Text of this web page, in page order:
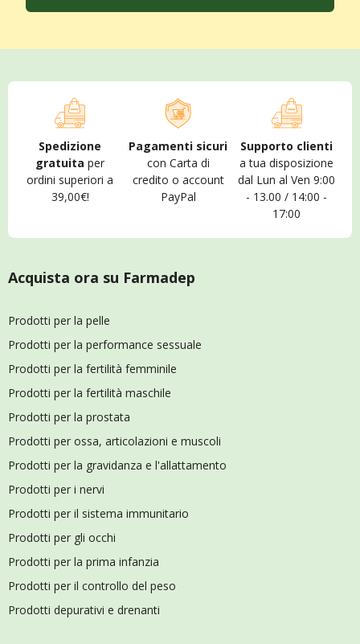
Spedizione
gratuita per
ordini superiori a
39,00€!
Pagamenti sicuri
con Carta di
credito o account
PayPal
Supporto clienti
a tua disposizione
dal Lun al Ven 9:00
- 13.00 / 14:00 -
17:00
Acquista ora su Farmadep
Prodotti per la pelle
Prodotti per la performance sessuale
Prodotti per la fertilità femminile
Prodotti per la fertilità maschile
Prodotti per la prostata
Prodotti per ossa, articolazioni e muscoli
Prodotti per la gravidanza e l'allattamento
Prodotti per i nervi
Prodotti per il sistema immunitario
Prodotti per gli occhi
Prodotti per la prima infanzia
Prodotti per il controllo del peso
Prodotti depurativi e drenanti